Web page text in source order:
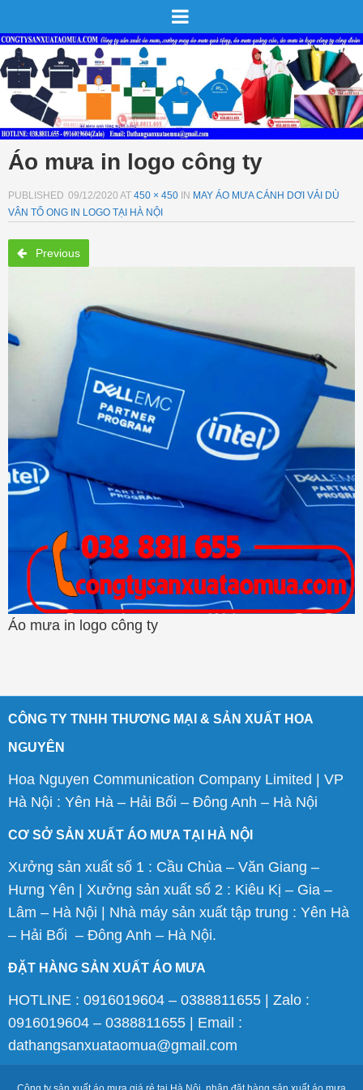
Áo mưa in logo công ty
PUBLISHED 09/12/2020 AT 450 × 450 IN MAY ÁO MƯA CÁNH DƠI VẢI DÙ
VÂN TỔ ONG IN LOGO TẠI HÀ NỘI
Previous
Áo mưa in logo công ty
CÔNG TY TNHH THƯƠNG MẠI & SẢN XUẤT HOA
NGUYÊN
Hoa Nguyen Communication Company Limited | VP
Hà Nội : Yên Hà – Hải Bối – Đông Anh – Hà Nội
CƠ SỞ SẢN XUẤT ÁO MƯA TẠI HÀ NỘI
Xưởng sản xuất số 1 : Cầu Chùa – Văn Giang –
Hưng Yên | Xưởng sản xuất số 2 : Kiêu Kị – Gia –
Lâm – Hà Nội | Nhà máy sản xuất tập trung : Yên Hà
– Hải Bối – Đông Anh – Hà Nội.
ĐẶT HÀNG SẢN XUẤT ÁO MƯA
HOTLINE : 0916019604 – 0388811655 | Zalo :
0916019604 – 0388811655 | Email :
dathangsanxuataomua@gmail.com